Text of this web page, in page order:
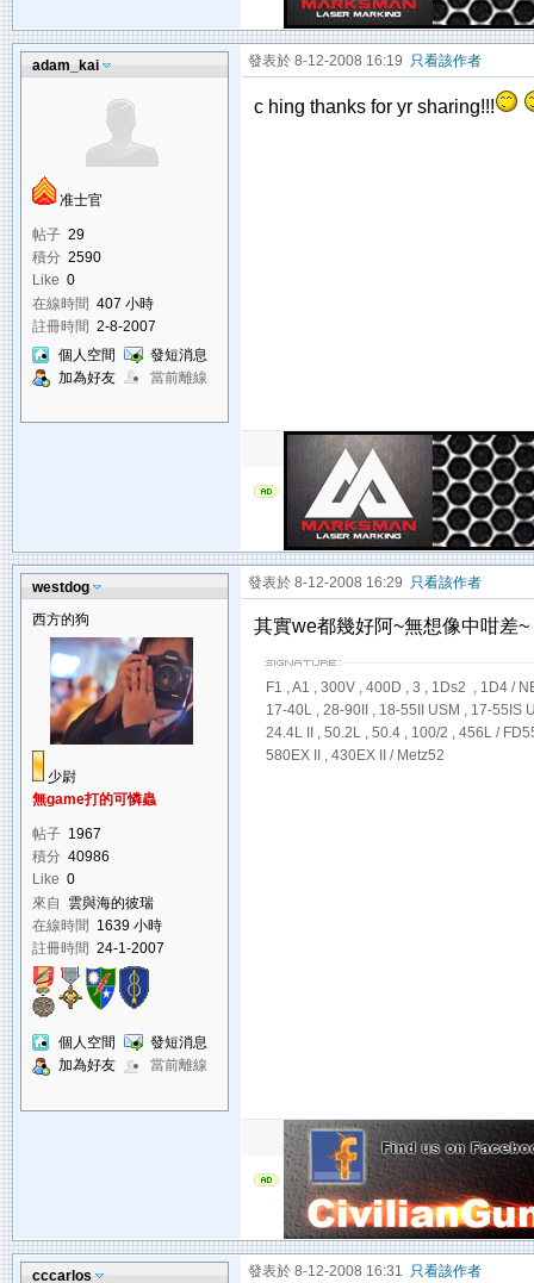
adam_kai
准士官
帖子 29
積分 2590
Like 0
在線時間 407 小時
註冊時間 2-8-2007
個人空間
發短消息
加為好友
當前離線
發表於 8-12-2008 16:19 只看該作者
c hing thanks for yr sharing!!!
westdog
西方的狗
少尉
無game打的可憐蟲
帖子 1967
積分 40986
Like 0
來自
雲與海的彼瑞
在線時間 1639 小時
註冊時間 24-1-2007
個人空間
發短消息
加為好友
當前離線
發表於 8-12-2008 16:29 只看該作者
其實we都幾好阿~無想像中咁差~
F1 , A1 , 300V , 400D , 3 , 1Ds2 , 1D4 /
17-40L , 28-90II , 18-55II USM , 17-55IS
24.4L II , 50.2L , 50.4 , 100/2 , 456L /
580EX II , 430EX II / Metz52
cccarlos 發表於 8-12-2008 16:31 只看該作者